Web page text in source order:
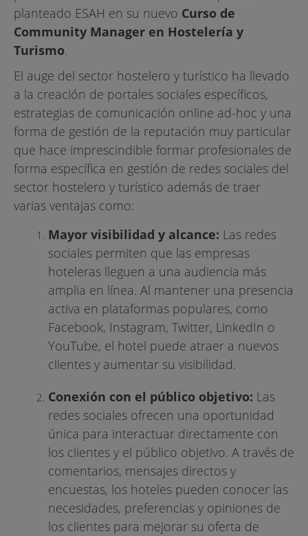
planteado ESAH en su nuevo Curso de
Community Manager en Hostelería y
Turismo.
El auge del sector hostelero y turístico ha llevado
a la creación de portales sociales específicos,
estrategias de comunicación online ad-hoc y una
forma de gestión de la reputación muy particular
que hace imprescindible formar profesionales de
forma específica en gestión de redes sociales del
sector hostelero y turístico además de traer
varias ventajas como:
Mayor visibilidad y alcance: Las redes
sociales permiten que las empresas
hoteleras lleguen a una audiencia más
amplia en línea. Al mantener una presencia
activa en plataformas populares, como
Facebook, Instagram, Twitter, LinkedIn o
YouTube, el hotel puede atraer a nuevos
clientes y aumentar su visibilidad.
Conexión con el público objetivo: Las
redes sociales ofrecen una oportunidad
única para interactuar directamente con
los clientes y el público objetivo. A través de
comentarios, mensajes directos y
encuestas, los hoteles pueden conocer las
necesidades, preferencias y opiniones de
los clientes para mejorar su oferta de